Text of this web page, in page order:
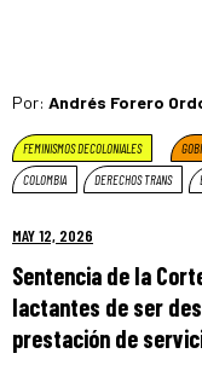
Por: Andrés Forero
FEMINISMOS DECOLONIALES
COLOMBIA
DERECHOS TRANS
MAY 12, 2026
Sentencia de la
lactantes de ser
prestación de